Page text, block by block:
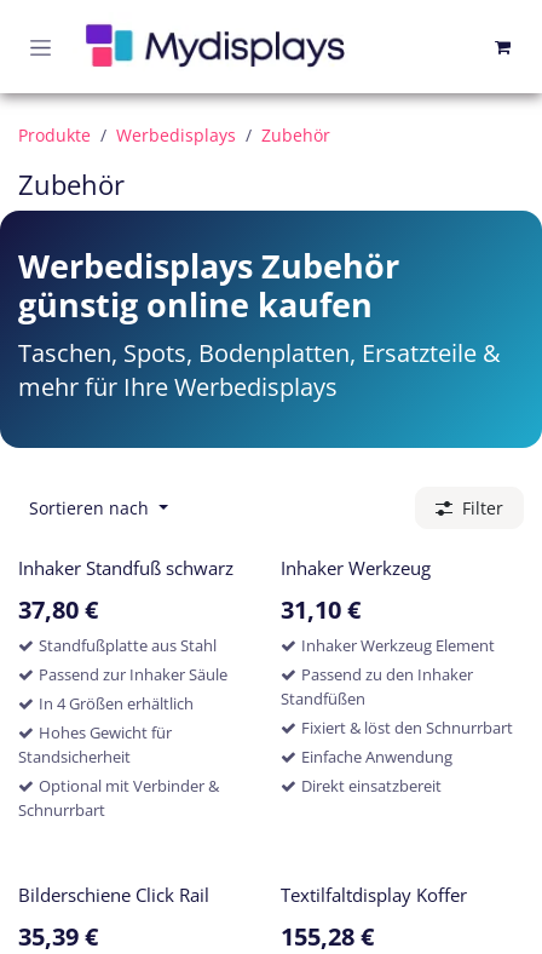
Produkte Werbedisplays Zubehör
Zubehör
Werbedisplays Zubehör
günstig online kaufen
Taschen, Spots, Bodenplatten, Ersatzteile &
mehr für Ihre Werbedisplays
Sortieren nach Filter
Inhaker Standfuß schwarz
37,80€
Standfußplatte aus Stahl
Passend zur Inhaker Säule
In 4 Größen erhältlich
Hohes Gewicht für
Standsicherheit
Optional mit Verbinder &
Schnurrbart
Inhaker Werkzeug
31,10€
Inhaker Werkzeug Element
Passend zu den Inhaker
Standfüßen
Fixiert & löst den Schnurrbart
Einfache Anwendung
Direkt einsatzbereit
Bilderschiene Click Rail
35,39€
Textilfaltdisplay Koffer
155,28€